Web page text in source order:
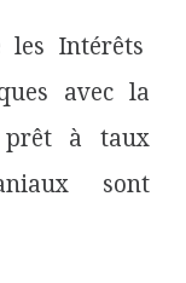
les Intérêts
avec la
prêt à taux
sont